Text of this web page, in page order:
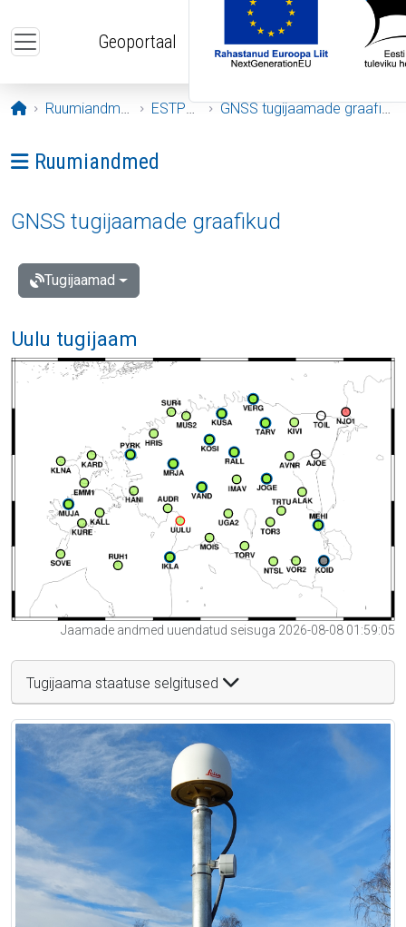
Geoportaal
Avaleht
Ruumiandmed ESTPOS GNSS tugijaamade graafikud
Ava menüü: Ruumiandmed
Ruumiandmed
GNSS tugijaamade graafikud
Tugijaamad
Uulu tugijaam
Jaamade andmed uuendatud seisuga 2026-08-08 01:59:05
Tugijaama staatuse selgitused